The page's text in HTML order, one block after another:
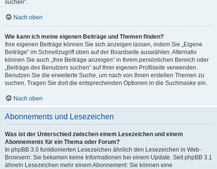
suchen“.
Nach oben
Wie kann ich meine eigenen Beiträge und Themen finden?
Ihre eigenen Beiträge können Sie sich anzeigen lassen, indem Sie „Eigene
Beiträge“ im Schnellzugriff oben auf der Boardseite auswählen. Alternativ
können Sie auch „Ihre Beiträge anzeigen“ in Ihrem persönlichen Bereich oder
„Beiträge des Benutzers suchen“ auf Ihrer eigenen Profilseite verwenden.
Benutzen Sie die erweiterte Suche, um nach von Ihnen erstellen Themen zu
suchen. Tragen Sie dort die entsprechenden Optionen in die Suchmaske ein.
Nach oben
Abonnements und Lesezeichen
Was ist der Unterschied zwischen einem Lesezeichen und einem
Abonnements für ein Thema oder Forum?
In phpBB 3.0 funktionierten Lesezeichen ähnlich den Lesezeichen in Web-
Browsern: Sie bekamen keine Informationen bei einem Update. Seit phpBB 3.1
ähneln Lesezeichen mehr einem Abonnement: Sie können eine